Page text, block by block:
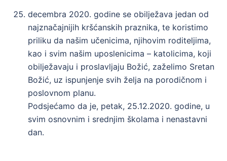
decembra 2020. godine se obilježava jedan od
najznačajnijih kršćanskih praznika, te koristimo
priliku da našim učenicima, njihovim roditeljima,
kao i svim našim uposlenicima – katolicima, koji
obilježavaju i proslavljaju Božić, zaželimo Sretan
Božić, uz ispunjenje svih želja na porodičnom i
poslovnom planu.
Podsjećamo da je, petak, 25.12.2020. godine, u
svim osnovnim i srednjim školama i nenastavni
dan.